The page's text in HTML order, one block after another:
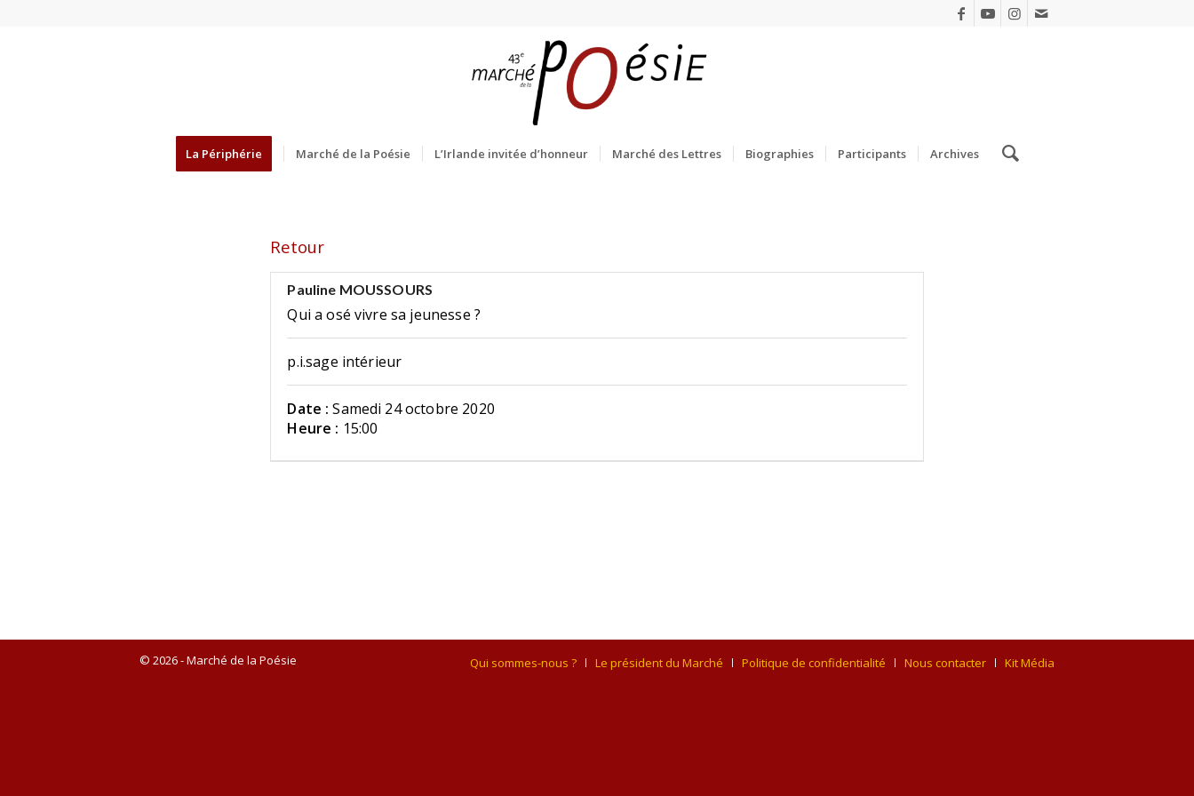
La Périphérie Marché de la Poésie L’Irlande invitée d’honneur Marché des Lettres Biographies Participants Archives
Retour
Pauline MOUSSOURS
Qui a osé vivre sa jeunesse ?
p.i.sage intérieur
Date : Samedi 24 octobre 2020
Heure : 15:00
© 2026 - Marché de la Poésie Qui sommes-nous ? Le président du Marché Politique de confidentialité Nous contacter Kit Média